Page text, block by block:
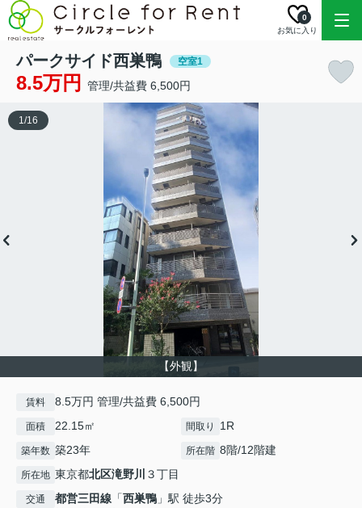
お気に入り
0
パークサイド西巣鴨 空室1
8.5万円 管理/共益費 6,500円
【外観】
1/16
賃料 8.5万円 管理/共益費 6,500円
面積 22.15㎡ 間取り 1R
築年数 築23年 所在階 8階/12階建
所在地 東京都北区滝野川 ３丁目
交通 都営三田線 「西巣鴨 」駅 徒歩3分